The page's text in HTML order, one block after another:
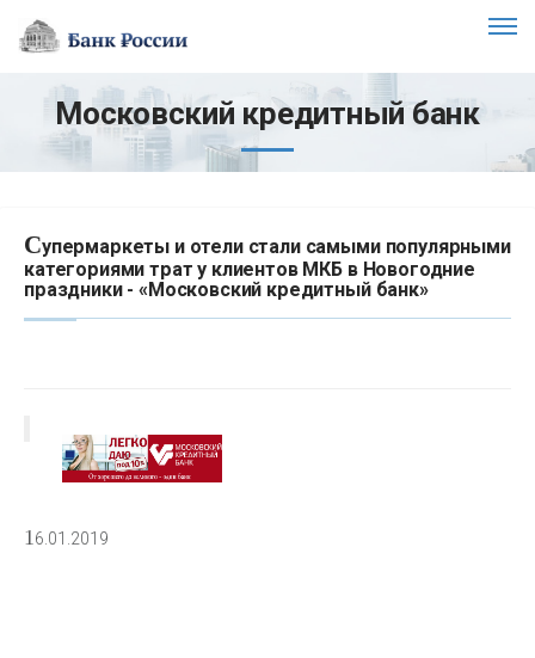
Московский кредитный банк
Супермаркеты и отели стали самыми популярными
категориями трат у клиентов МКБ в Новогодние
праздники - «Московский кредитный банк»
1 6.01.2019